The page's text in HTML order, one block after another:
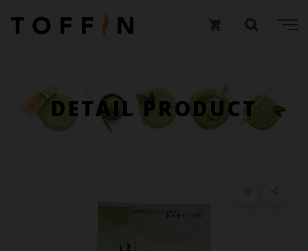
DETAIL PRODUCT